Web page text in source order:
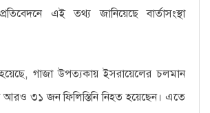
এই তথ্য জানিয়েছে বার্তাসংস্থা
হয়েছে, গাজা উপত্যকায় ইসরায়েলের চলমান
৩১ জন ফিলিস্তিনি নিহত হয়েছেন। এতে